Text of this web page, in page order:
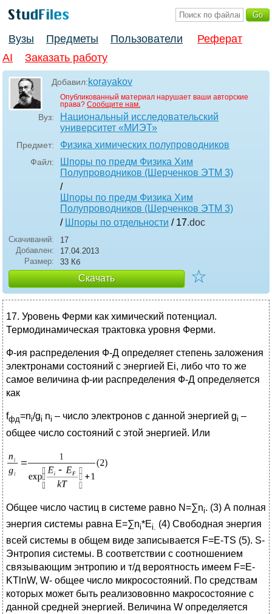
Вузы Предметы Пользователи
Реферат
AI
Заказать работу
Добавил:korayakov
Опубликованный материал нарушает ваши авторские
права? Сообщите нам.
Вуз:
Национальный исследовательский
университет «МИЭТ»
Предмет: Физика химических полупроводников
Файл:
Шпоры по предм Физика Хим
Полупроводников (Шерченков ЭТМ 3)
/
Шпоры по предм Физика Хим
Полупроводников (Шерченков ЭТМ 3)
/ Шпоры по отдельности / 17.doc
Скачиваний:
17
Добавлен:
17.04.2013
Размер:
33 Кб
Скачать ☆
17. Уровень Ферми как химический потенциал.
Термодинамическая трактовка уровня Ферми.
Ф-ия распределения Ф-Д определяет степень заложения
электронами состояний с энергией Еi, либо что то же
самое величина ф-ии распределения Ф-Д определяется
как
fфд=ni/gi ni – число электронов с данной энергией gi –
общее число состояний с этой энергией. Или
Общее число частиц в системе равно N=∑ni. (3) А полная
энергия системы равна E=∑ni*Ei
(4) Свободная энергия
всей системы в общем виде записывается F=E-TS (5). S-
Энтропия системы. В соответствии с соотношением
связывающим энтропию и т/д вероятность имеем F=E-
KTlnW, W- общее число микросостояний. По средствам
которых может быть реализововнно макросостояние с
данной средней энергией. Величина W определяется